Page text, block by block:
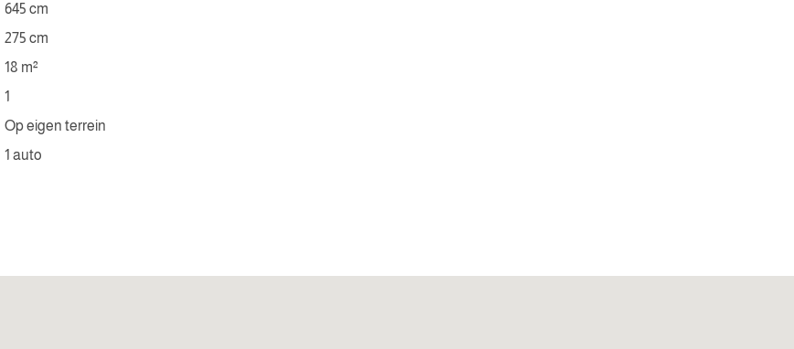
645 cm
275 cm
18 m²
1
Op eigen terrein
1 auto